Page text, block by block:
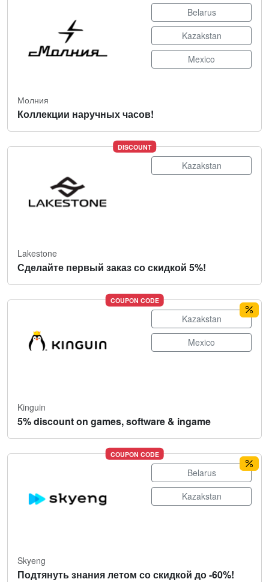
Belarus
Kazakstan
Mexico
Молния
Коллекции наручных часов!
DISCOUNT
Kazakstan
Lakestone
Сделайте первый заказ со скидкой 5%!
COUPON CODE
Kazakstan
Mexico
Kinguin
5% discount on games, software & ingame
COUPON CODE
Belarus
Kazakstan
Skyeng
Подтянуть знания летом со скидкой до -60%!